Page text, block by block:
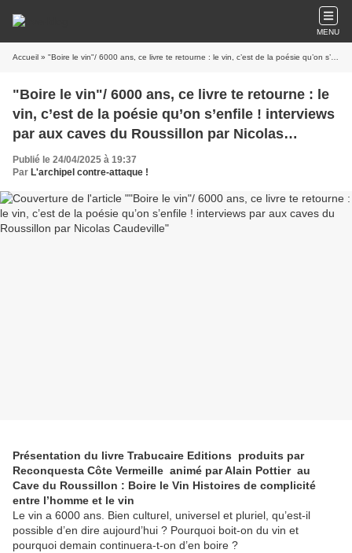
MENU
Accueil » "Boire le vin"/ 6000 ans, ce livre te retourne : le vin, c’est de la poésie qu’on s’enfile ! interviews par aux caves du Roussillon par Nicolas Caudeville
"Boire le vin"/ 6000 ans, ce livre te retourne : le
vin, c’est de la poésie qu’on s’enfile ! interviews
par aux caves du Roussillon par Nicolas
Caudeville
Publié le 24/04/2025 à 19:37
Par L'archipel contre-attaque !
Présentation du livre Trabucaire Editions produits par
Reconquesta Côte Vermeille animé par Alain Pottier au
Cave du Roussillon : Boire le Vin Histoires de complicité
entre l’homme et le vin
Le vin a 6000 ans. Bien culturel, universel et pluriel, qu’est-il
possible d’en dire aujourd’hui ? Pourquoi boit-on du vin et
pourquoi demain continuera-t-on d’en boire ?